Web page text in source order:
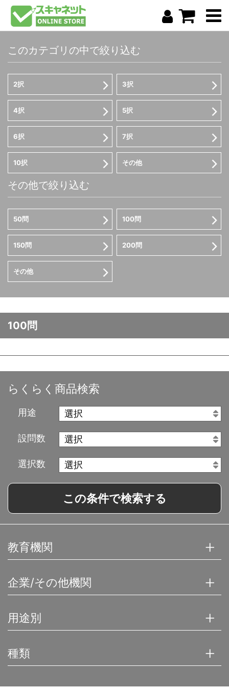
このカテゴリの中で絞り込む
2択 3択
4択 5択
6択 7択
10択 その他
その他で絞り込む
50問 100問
150問 200問
その他
100問
らくらく商品検索
用途
設問数
選択数
この条件で検索する
教育機関
企業/その他機関
用途別
種類